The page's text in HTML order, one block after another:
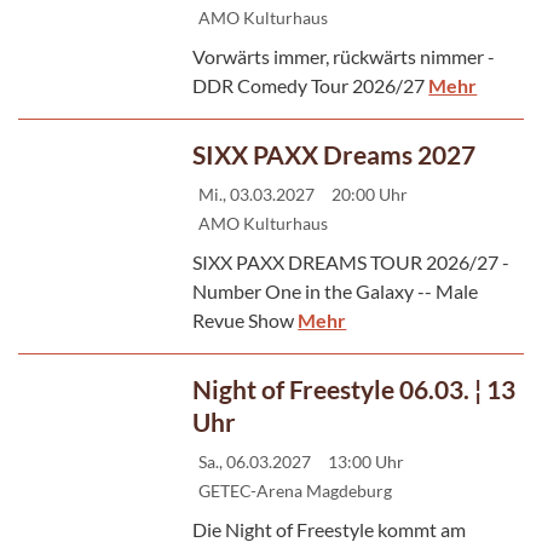
AMO Kulturhaus
Vorwärts immer, rückwärts nimmer -
DDR Comedy Tour 2026/27 Mehr
SIXX PAXX Dreams 2027
Mi., 03.03.2027
20:00 Uhr
AMO Kulturhaus
SIXX PAXX DREAMS TOUR 2026/27 -
Number One in the Galaxy -- Male
Revue Show Mehr
Night of Freestyle 06.03. ¦ 13
Uhr
Sa., 06.03.2027
13:00 Uhr
GETEC-Arena Magdeburg
Die Night of Freestyle kommt am